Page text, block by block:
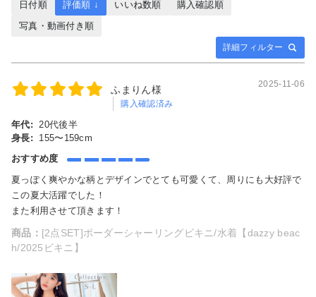
詳細フィルター
日付順 評価順 ↓ いいね数順
購入確認順
写真・動画付き順
ふまりん様
購入確認済み
2025-11-06
年代: 20代後半
身長:
155〜159cm
おすすめ度
夏っぽく爽やかな柄とデザインでとても可愛くて、周りにも大好評で
この夏大活躍でした！
また利用させて頂きます！
商品： [2点SET]ボーダーシャーリングビキニ/水着【dazzy beac
h/2025ビキニ】